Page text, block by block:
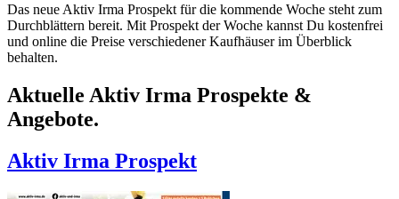
Das neue Aktiv Irma Prospekt für die kommende Woche steht zum
Durchblättern bereit. Mit Prospekt der Woche kannst Du kostenfrei
und online die Preise verschiedener Kaufhäuser im Überblick
behalten.
Aktuelle Aktiv Irma Prospekte &
Angebote.
Aktiv Irma Prospekt